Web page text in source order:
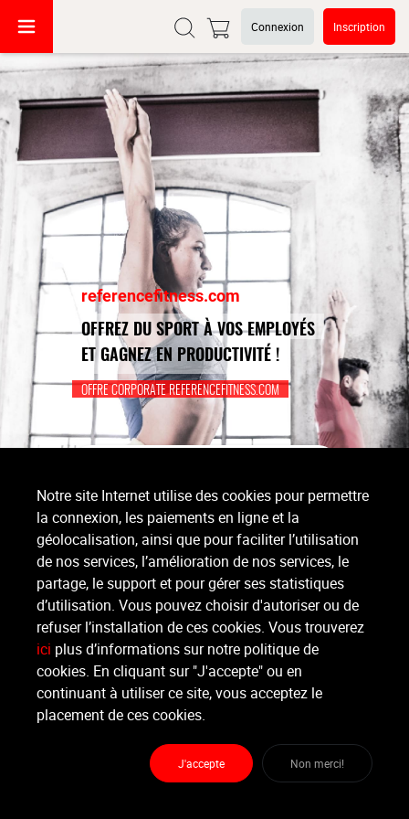
Connexion Inscription
referencefitness.com
OFFREZ DU SPORT À VOS EMPLOYÉS
ET GAGNEZ EN PRODUCTIVITÉ !
OFFRE CORPORATE REFERENCEFITNESS.COM
Personnel en meilleure santé,
augmentation de la cohésion
Notre site Internet utilise des cookies pour permettre
la connexion, les paiements en ligne et la
géolocalisation, ainsi que pour faciliter l’utilisation
de nos services, l’amélioration de nos services, le
partage, le support et pour gérer ses statistiques
d’utilisation. Vous pouvez choisir d'autoriser ou de
refuser l’installation de ces cookies. Vous trouverez
ici plus d’informations sur notre politique de
cookies. En cliquant sur "J'accepte" ou en
continuant à utiliser ce site, vous acceptez le
placement de ces cookies.
J'accepte Non merci!